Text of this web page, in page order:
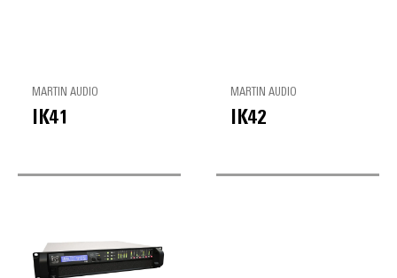
MARTIN AUDIO
IK41
MARTIN AUDIO
IK42